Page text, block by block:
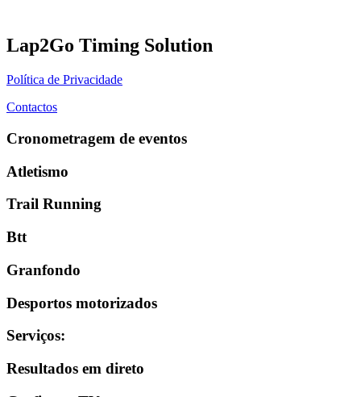
Lap2Go Timing Solution
Política de Privacidade
Contactos
Cronometragem de eventos
Atletismo
Trail Running
Btt
Granfondo
Desportos motorizados
Serviços:
Resultados em direto